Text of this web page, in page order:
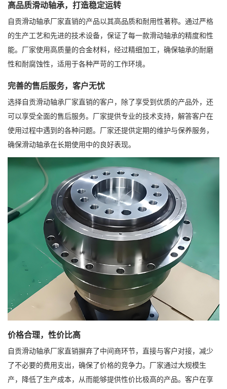
高品质滑动轴承，打造稳定运转
自贡滑动轴承厂家直销的产品以其高品质和耐用性著称。通过严格
的生产工艺和先进的技术设备，保证了每一款滑动轴承的精度和性
能。厂家使用高质量的合金材料，经过精细加工，确保轴承的耐磨
性和耐腐蚀性，适用于各种严苛的工作环境。
完善的售后服务，客户无忧
选择自贡滑动轴承厂家直销的客户，除了享受到优质的产品外，还
可以享受全面的售后服务。厂家提供专业的技术支持，解答客户在
使用过程中遇到的各种问题。厂家还提供定期的维护与保养服务，
确保滑动轴承在长期使用中的良好表现。
价格合理，性价比高
自贡滑动轴承厂家直销摒弃了中间商环节，直接与客户对接，减少
了不必要的费用支出，确保了价格的竞争力。厂家通过大规模生
产，降低了生产成本，从而能够提供性价比极高的产品。客户在享